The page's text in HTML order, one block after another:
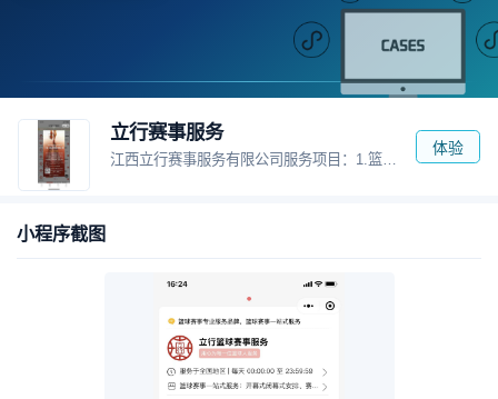
立行赛事服务
江西立行赛事服务有限公司服务项目：1.篮球赛事一站式服务。2.篮球裁判线上线下培训3.篮球赛事周边产品销售服务
体验
小程序截图